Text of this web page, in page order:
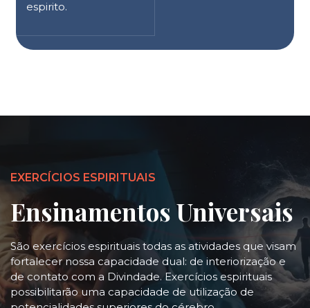
espirito.
EXERCÍCIOS ESPIRITUAIS
Ensinamentos Universais
São exercícios espirituais todas as atividades que visam
fortalecer nossa capacidade dual: de interiorização e
de contato com a Divindade. Exercícios espirituais
possibilitarão uma capacidade de utilização de